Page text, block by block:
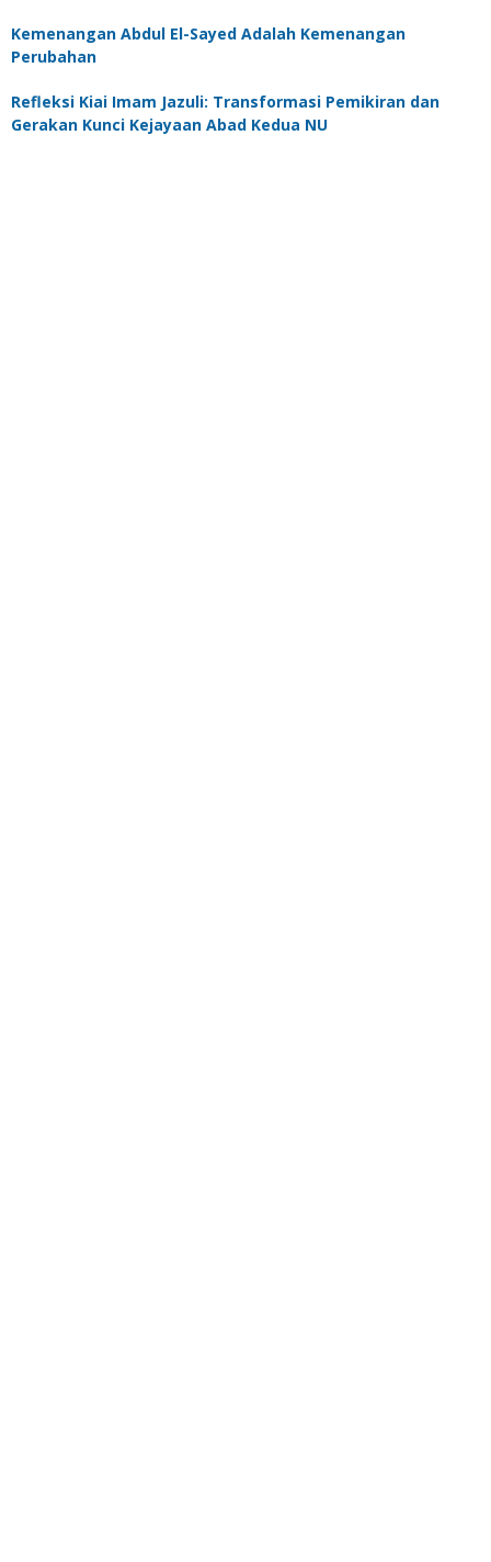
Kemenangan Abdul El-Sayed Adalah Kemenangan
Perubahan
Refleksi Kiai Imam Jazuli: Transformasi Pemikiran dan
Gerakan Kunci Kejayaan Abad Kedua NU